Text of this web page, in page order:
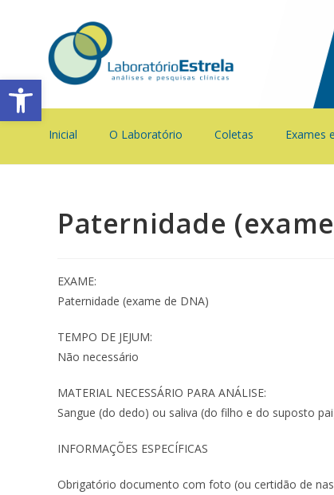
Barra de Ferramentas Aberta
Inicial O Laboratório Coletas Exames
Paternidade
EXAME:
Paternidade (exame de DNA)
TEMPO DE JEJUM:
Não necessário
MATERIAL NECESSÁRIO PARA ANÁLISE:
Sangue (do dedo) ou saliva (do filho e do suposto
INFORMAÇÕES ESPECÍFICAS
Obrigatório documento com foto (ou certidão de